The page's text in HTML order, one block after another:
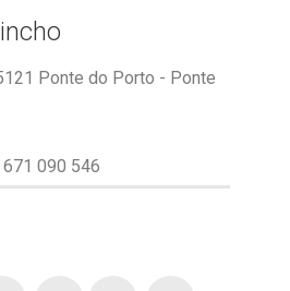
Ponte do Porto - Ponte
090 546